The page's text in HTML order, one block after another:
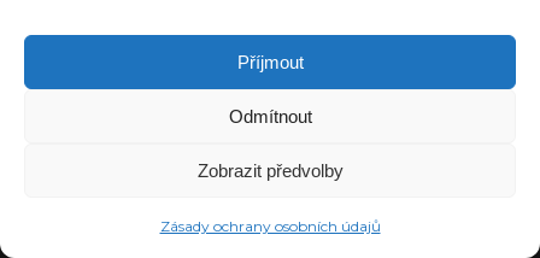
Příjmout
Odmítnout
Zobrazit předvolby
Zásady ochrany osobních údajů